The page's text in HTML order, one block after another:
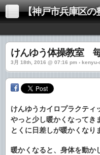
【神戸市兵庫区の整体】口コ
けんゆう体操教室
3月 18th, 2016 @ 07:16 pm ›
けんゆうカイロプラクティ
やっと少し暖かくなってき
とくに日差しが暖かくなり
暖かくなると、身体を動か